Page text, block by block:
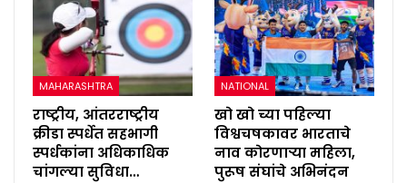
MAHARASHTRA
राष्ट्रीय, आंतरराष्ट्रीय
क्रीडा स्पर्धेत सहभागी
स्पर्धकांना अधिकाधिक
चांगल्या सुविधा…
NATIONAL
खो खो च्या पहिल्या
विश्वचषकावर भारताचे
नाव कोरणाऱ्या महिला,
पुरूष संघांचे अभिनंदन